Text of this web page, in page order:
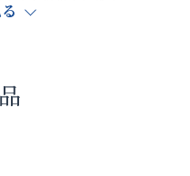
ことがございます。